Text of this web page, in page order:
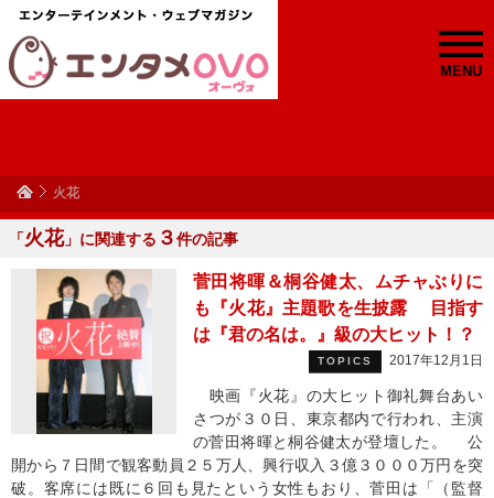
MENU
火花
「火花」に関連する ３件の記事
菅田将暉＆桐谷健太、ムチャぶりに
も『火花』主題歌を生披露 目指す
は『君の名は。』級の大ヒット！？
TOPICS 2017年12月1日
映画『火花』の大ヒット御礼舞台あい
さつが３０日、東京都内で行われ、主演
の菅田将暉と桐谷健太が登壇した。 公
開から７日間で観客動員２５万人、興行収入３億３０００万円を突
破。客席には既に６回も見たという女性もおり、菅田は「（監督